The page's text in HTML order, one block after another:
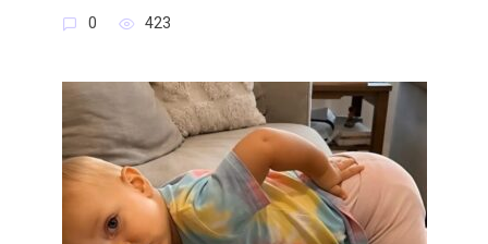
0 423